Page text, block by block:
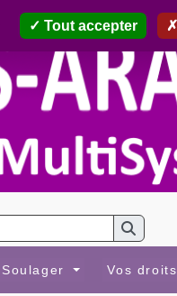
Soulager Vos droits
Tout accepter